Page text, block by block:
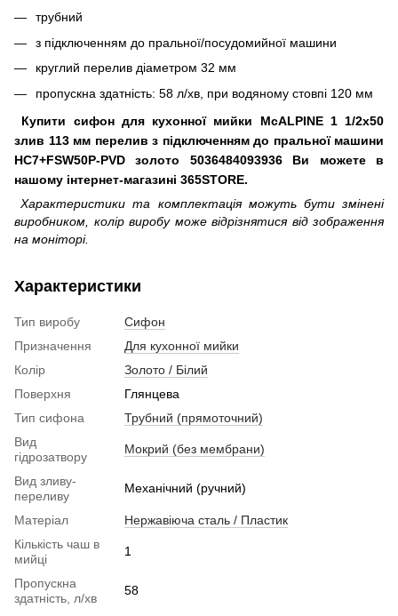
трубний
з підключенням до пральної/посудомийної машини
круглий перелив діаметром 32 мм
пропускна здатність: 58 л/хв, при водяному стовпі 120 мм
Купити сифон для кухонної мийки McALPINE 1 1/2х50
злив 113 мм перелив з підключенням до пральної машини
HC7+FSW50P-PVD золото 5036484093936 Ви можете в
нашому інтернет-магазині 365STORE.
Характеристики та комплектація можуть бути змінені
виробником, колір виробу може відрізнятися від зображення
на моніторі.
Характеристики
Тип виробу
Сифон
Призначення
Для кухонної мийки
Колір
Золото / Білий
Поверхня
Глянцева
Тип сифона
Трубний (прямоточний)
Вид
гідрозатвору
Мокрий (без мембрани)
Вид зливу-
переливу
Механічний (ручний)
Матеріал
Нержавіюча сталь / Пластик
Кількість чаш в
мийці
1
Пропускна
здатність, л/хв
58